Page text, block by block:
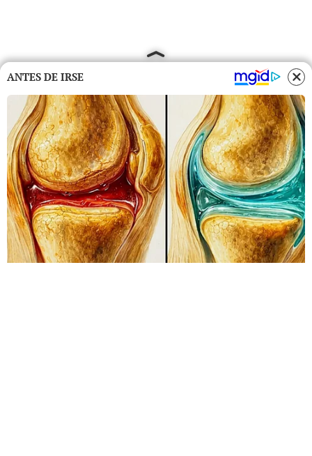
ANTES DE IRSE